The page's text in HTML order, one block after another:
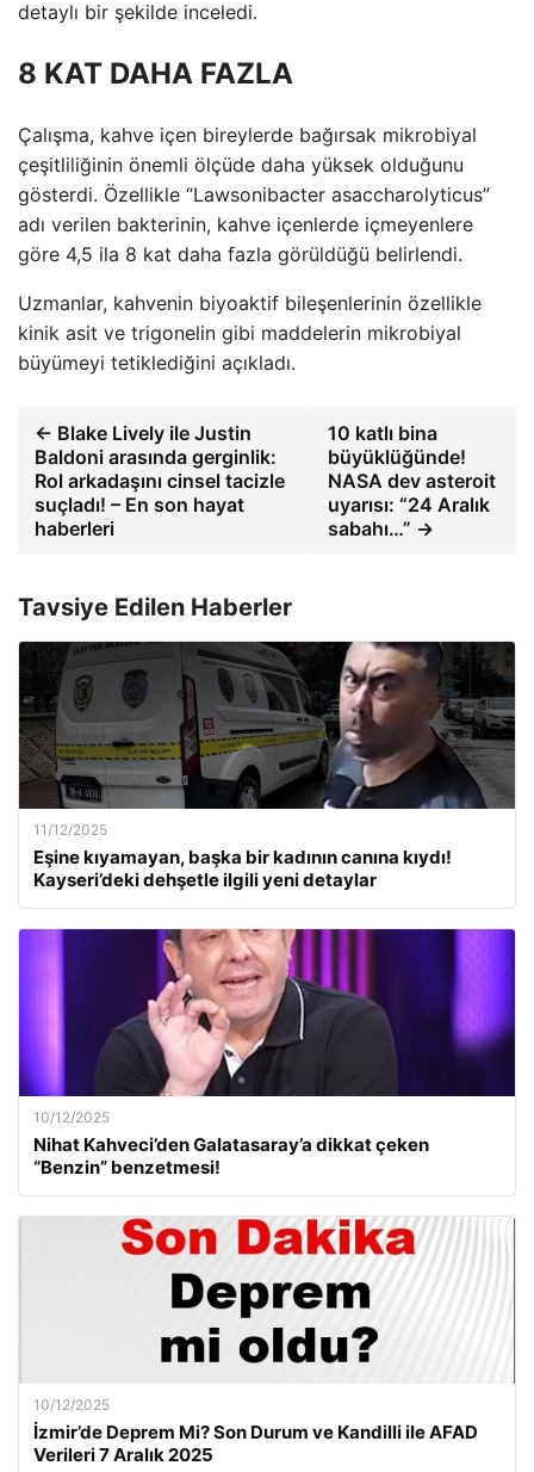
detaylı bir şekilde inceledi.
8 KAT DAHA FAZLA
Çalışma, kahve içen bireylerde bağırsak mikrobiyal
çeşitliliğinin önemli ölçüde daha yüksek olduğunu
gösterdi. Özellikle “Lawsonibacter asaccharolyticus”
adı verilen bakterinin, kahve içenlerde içmeyenlere
göre 4,5 ila 8 kat daha fazla görüldüğü belirlendi.
Uzmanlar, kahvenin biyoaktif bileşenlerinin özellikle
kinik asit ve trigonelin gibi maddelerin mikrobiyal
büyümeyi tetiklediğini açıkladı.
← Blake Lively ile Justin
Baldoni arasında gerginlik:
Rol arkadaşını cinsel tacizle
suçladı! – En son hayat
haberleri
10 katlı bina
büyüklüğünde!
NASA dev asteroit
uyarısı: “24 Aralık
sabahı…” →
Tavsiye Edilen Haberler
11/12/2025
Eşine kıyamayan, başka bir kadının canına kıydı!
Kayseri’deki dehşetle ilgili yeni detaylar
10/12/2025
Nihat Kahveci’den Galatasaray’a dikkat çeken
“Benzin” benzetmesi!
10/12/2025
İzmir’de Deprem Mi? Son Durum ve Kandilli ile AFAD
Verileri 7 Aralık 2025